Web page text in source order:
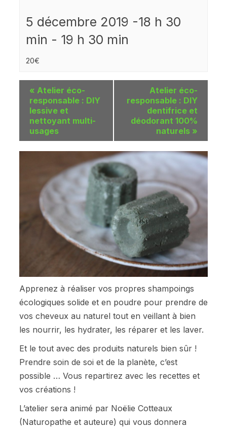
5 décembre 2019 -18 h 30
min - 19 h 30 min
20€
« Atelier éco-
responsable : DIY
lessive et
nettoyant multi-
usages
Atelier éco-
responsable : DIY
dentifrice et
déodorant 100%
naturels »
Apprenez à réaliser vos propres shampoings
écologiques solide et en poudre pour prendre de
vos cheveux au naturel tout en veillant à bien
les nourrir, les hydrater, les réparer et les laver.
Et le tout avec des produits naturels bien sûr !
Prendre soin de soi et de la planète, c’est
possible … Vous repartirez avec les recettes et
vos créations !
L’atelier sera animé par Noëlie Cotteaux
(Naturopathe et auteure) qui vous donnera